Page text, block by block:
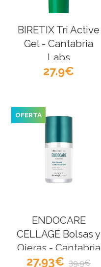
BIRETIX Tri Active
Gel - Cantabria
Labs
27.9
ENDOCARE
CELLAGE Bolsas y
Ojeras - Cantabria
Labs
OFERTA
27.93 39.9